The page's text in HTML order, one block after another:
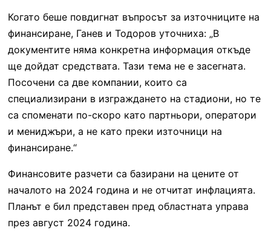
Когато беше повдигнат въпросът за източниците на
финансиране, Ганев и Тодоров уточниха: „В
документите няма конкретна информация откъде
ще дойдат средствата. Тази тема не е засегната.
Посочени са две компании, които са
специализирани в изграждането на стадиони, но те
са споменати по-скоро като партньори, оператори
и мениджъри, а не като преки източници на
финансиране.“
Финансовите разчети са базирани на цените от
началото на 2024 година и не отчитат инфлацията.
Планът е бил представен пред областната управа
през август 2024 година.